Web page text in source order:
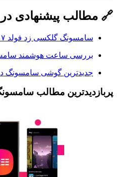
🔗 مطالب پیشنهادی
سامسونگ گلکسی زد فولد ۷ بررسی: گوشی تاشو
بررسی ساعت هوشمند
جدیدترین گوشی سامسونگ در ۲۰۲۵ کدام
پربازدیدترین مطالب